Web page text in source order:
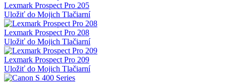
Lexmark Prospect Pro 205
Uložiť do Mojich Tlačiarní
Lexmark Prospect Pro 208
Uložiť do Mojich Tlačiarní
Lexmark Prospect Pro 209
Uložiť do Mojich Tlačiarní